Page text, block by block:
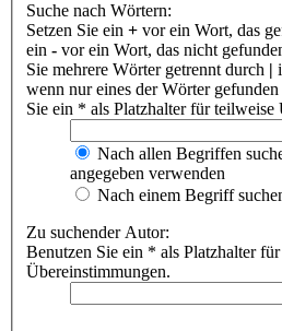
Suche nach Wörtern:
Setzen Sie ein + vor ein Wort, das
ein - vor ein Wort, das nicht
Sie mehrere Wörter getrennt durch |
wenn nur eines der Wörter
Sie ein * als Platzhalter für teilweise
Nach allen Begriffen
angegeben verwenden
Nach einem Begriff
Zu suchender Autor:
Benutzen Sie ein * als Platzhalter
Übereinstimmungen.